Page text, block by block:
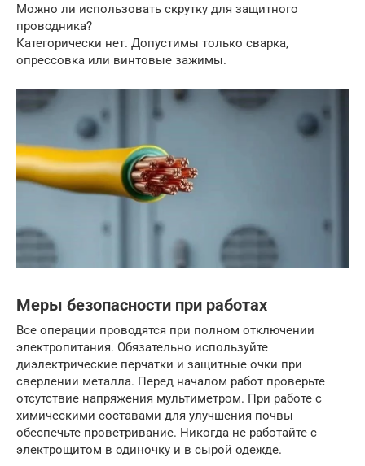
Можно ли использовать скрутку для защитного
проводника?
Категорически нет. Допустимы только сварка,
опрессовка или винтовые зажимы.
Меры безопасности при работах
Все операции проводятся при полном отключении
электропитания. Обязательно используйте
диэлектрические перчатки и защитные очки при
сверлении металла. Перед началом работ проверьте
отсутствие напряжения мультиметром. При работе с
химическими составами для улучшения почвы
обеспечьте проветривание. Никогда не работайте с
электрощитом в одиночку и в сырой одежде.